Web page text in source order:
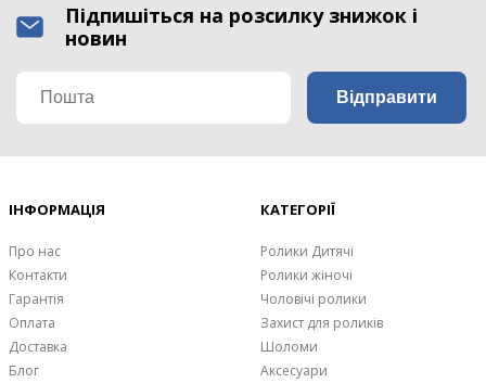
Підпишіться на розсилку знижок і
новин
ІНФОРМАЦІЯ
Про нас
Контакти
Гарантія
Оплата
Доставка
Блог
КАТЕГОРІЇ
Ролики Дитячі
Ролики жіночі
Чоловічі ролики
Захист для роликів
Шоломи
Аксесуари